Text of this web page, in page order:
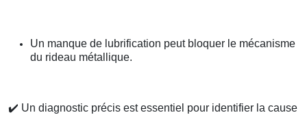
Un manque de lubrification peut bloquer le mécanisme
du rideau métallique.
✔️ Un diagnostic précis est essentiel pour identifier la cause